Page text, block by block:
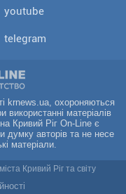
youtube
telegram
krnews.ua, охороняються
використанні матеріалів
Кривий Ріг On-Line є
думку авторів та не несе
матеріали.
Кривий Ріг та світу